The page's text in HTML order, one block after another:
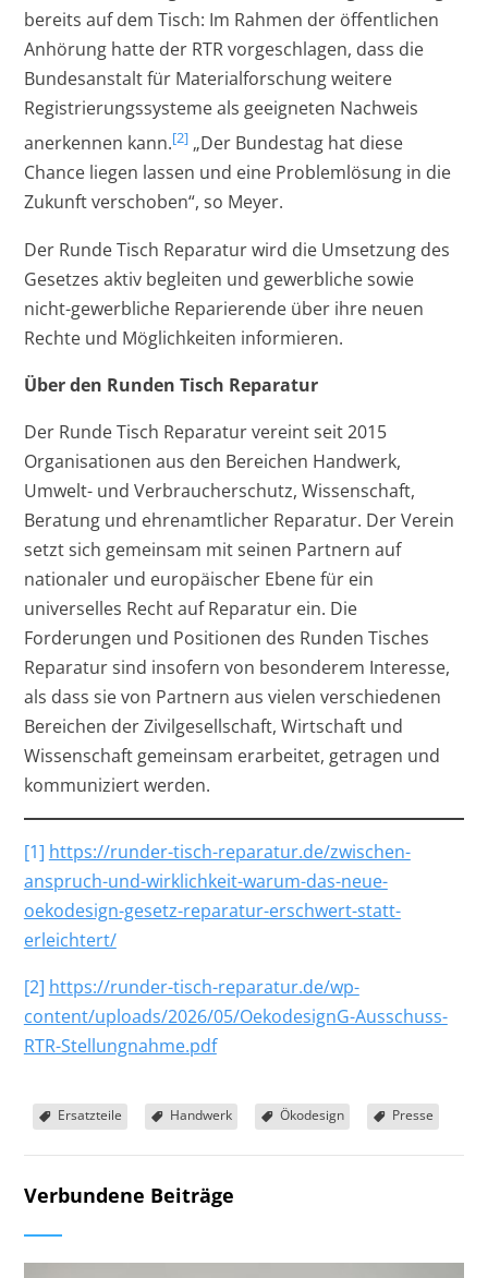
bereits auf dem Tisch: Im Rahmen der öffentlichen
Anhörung hatte der RTR vorgeschlagen, dass die
Bundesanstalt für Materialforschung weitere
Registrierungssysteme als geeigneten Nachweis
anerkennen kann.[2]„Der Bundestag hat diese
Chance liegen lassen und eine Problemlösung in die
Zukunft verschoben“, so Meyer.
Der Runde Tisch Reparatur wird die Umsetzung des
Gesetzes aktiv begleiten und gewerbliche sowie
nicht-gewerbliche Reparierende über ihre neuen
Rechte und Möglichkeiten informieren.
Über den Runden Tisch Reparatur
Der Runde Tisch Reparatur vereint seit 2015
Organisationen aus den Bereichen Handwerk,
Umwelt- und Verbraucherschutz, Wissenschaft,
Beratung und ehrenamtlicher Reparatur. Der Verein
setzt sich gemeinsam mit seinen Partnern auf
nationaler und europäischer Ebene für ein
universelles Recht auf Reparatur ein. Die
Forderungen und Positionen des Runden Tisches
Reparatur sind insofern von besonderem Interesse,
als dass sie von Partnern aus vielen verschiedenen
Bereichen der Zivilgesellschaft, Wirtschaft und
Wissenschaft gemeinsam erarbeitet, getragen und
kommuniziert werden.
[1] https://runder-tisch-reparatur.de/zwischen-
anspruch-und-wirklichkeit-warum-das-neue-
oekodesign-gesetz-reparatur-erschwert-statt-
erleichtert/
[2] https://runder-tisch-reparatur.de/wp-
content/uploads/2026/05/OekodesignG-Ausschuss-
RTR-Stellungnahme.pdf
Ersatzteile Handwerk Ökodesign Presse
Verbundene Beiträge